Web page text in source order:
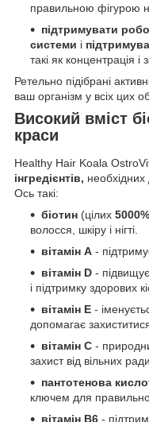
правильною фігурою
підтримувати
системи і
такі як концентрація і
Ретельно підібрані
ваш організм у всіх цих
Високий вміст
краси
Healthy Hair Koala
інгредієнтів,
Ось такі:
біотин (цілих
волосся, шкіру і нігті.
вітамін А -
вітамін D -
і підтримку здорових
вітамін Е -
допомагає
вітамін С -
захист від вільних
пантотенова
ключем для
вітамін В6 -